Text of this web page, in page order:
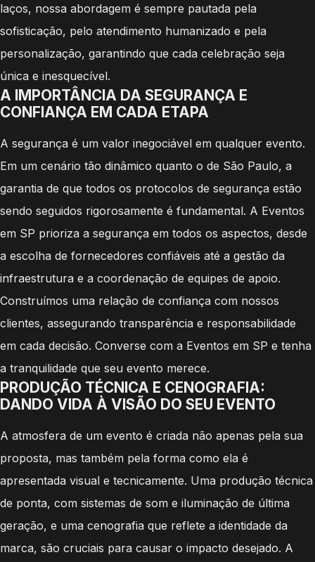
laços, nossa abordagem é sempre pautada pela
sofisticação, pelo atendimento humanizado e pela
personalização, garantindo que cada celebração seja
única e inesquecível.
A IMPORTÂNCIA DA SEGURANÇA E
CONFIANÇA EM CADA ETAPA
A segurança é um valor inegociável em qualquer evento.
Em um cenário tão dinâmico quanto o de São Paulo, a
garantia de que todos os protocolos de segurança estão
sendo seguidos rigorosamente é fundamental. A Eventos
em SP prioriza a segurança em todos os aspectos, desde
a escolha de fornecedores confiáveis até a gestão da
infraestrutura e a coordenação de equipes de apoio.
Construímos uma relação de confiança com nossos
clientes, assegurando transparência e responsabilidade
em cada decisão. Converse com a Eventos em SP e tenha
a tranquilidade que seu evento merece.
PRODUÇÃO TÉCNICA E CENOGRAFIA:
DANDO VIDA À VISÃO DO SEU EVENTO
A atmosfera de um evento é criada não apenas pela sua
proposta, mas também pela forma como ela é
apresentada visual e tecnicamente. Uma produção técnica
de ponta, com sistemas de som e iluminação de última
geração, e uma cenografia que reflete a identidade da
marca, são cruciais para causar o impacto desejado. A